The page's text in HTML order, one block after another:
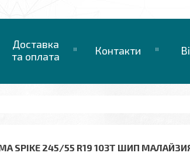
Доставка
та оплата
Контакти
SPIKE 245/55 R19 103T ШИП